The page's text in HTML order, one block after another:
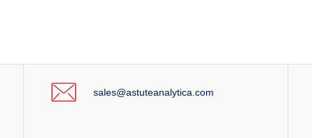
sales@astuteanalytica.com